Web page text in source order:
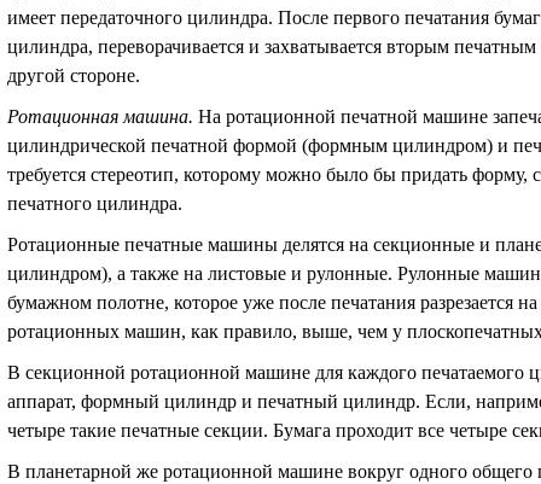
имеет передаточного цилиндра. После первого печатания
цилиндра, переворачивается и захватывается вторым
другой стороне.
Ротационная машина. На ротационной печатной машине
цилиндрической печатной формой (формным цилиндром) и
требуется стереотип, которому можно было бы придать
печатного цилиндра.
Ротационные печатные машины делятся на секционные и
цилиндром), а также на листовые и рулонные. Рулонные
бумажном полотне, которое уже после печатания разрезается
ротационных машин, как правило, выше, чем у
В секционной ротационной машине для каждого печатаемого
аппарат, формный цилиндр и печатный цилиндр. Если,
четыре такие печатные секции. Бумага проходит все четыре
В планетарной же ротационной машине вокруг одного общего